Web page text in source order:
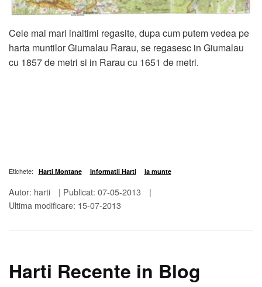
Cele mai mari inaltimi regasite, dupa cum putem vedea pe
harta muntilor Giumalau Rarau, se regasesc in Giumalau
cu 1857 de metri si in Rarau cu 1651 de metri.
Etichete: Harti Montane Informatii Harti la munte
Autor: harti | Publicat: 07-05-2013
|
Ultima modificare: 15-07-2013
Harti Recente in Blog